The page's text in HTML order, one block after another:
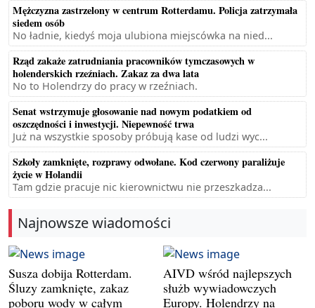
Mężczyzna zastrzelony w centrum Rotterdamu. Policja zatrzymała
siedem osób
No ładnie, kiedyś moja ulubiona miejscówka na nied...
Rząd zakaże zatrudniania pracowników tymczasowych w
holenderskich rzeźniach. Zakaz za dwa lata
No to Holendrzy do pracy w rzeźniach.
Senat wstrzymuje głosowanie nad nowym podatkiem od
oszczędności i inwestycji. Niepewność trwa
Już na wszystkie sposoby próbują kase od ludzi wyc...
Szkoły zamknięte, rozprawy odwołane. Kod czerwony paraliżuje
życie w Holandii
Tam gdzie pracuje nic kierownictwu nie przeszkadza...
Najnowsze wiadomości
Susza dobija Rotterdam.
Śluzy zamknięte, zakaz
poboru wody w całym
AIVD wśród najlepszych
służb wywiadowczych
Europy. Holendrzy na